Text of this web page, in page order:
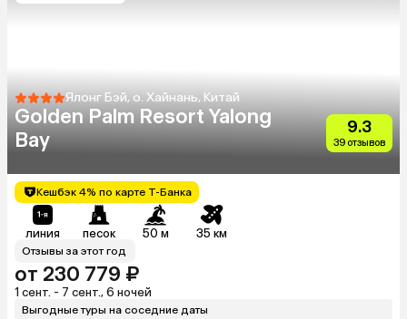
Ялонг Бэй, о. Хайнань, Китай
Golden Palm Resort Yalong
Bay
9.3
39 отзывов
Кешбэк 4% по карте Т-Банка
линия песок 50 м 35 км
Отзывы за этот год
от 230 779 ₽
1 сент. - 7 сент., 6 ночей
Выгодные туры на соседние даты